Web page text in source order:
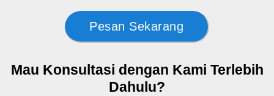
Pesan Sekarang
Mau Konsultasi dengan Kami Terlebih
Dahulu?